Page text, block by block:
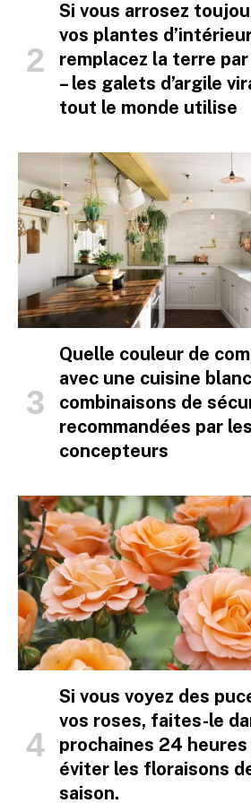
Si vous arrosez
vos plantes
remplacez la terre par
– les galets d’argile
tout le monde utilise
Quelle couleur de
avec une cuisine
combinaisons de
recommandées par les
concepteurs
Si vous voyez des
vos roses, faites-le
prochaines 24
éviter les floraisons
saison.